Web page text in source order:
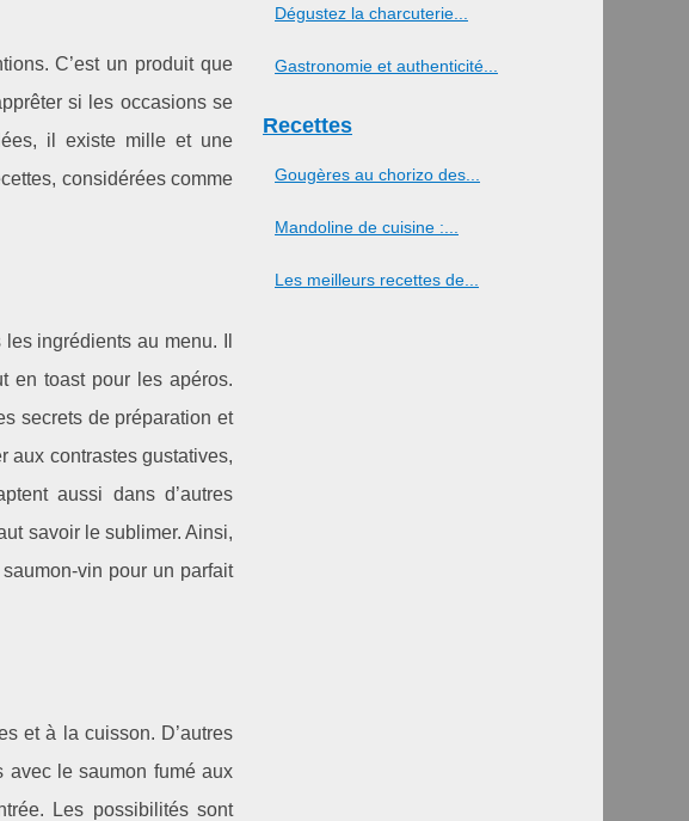
C’est un produit que
si les occasions se
il existe mille et une
considérées comme
ingrédients au menu. Il
en toast pour les apéros.
secrets de préparation et
aux contrastes gustatives,
aussi dans d’autres
savoir le sublimer. Ainsi,
vin pour un parfait
et à la cuisson. D’autres
avec le saumon fumé aux
Les possibilités sont
Dégustez la charcuterie...
Gastronomie et authenticité...
Recettes
Gougères au chorizo des...
Mandoline de cuisine :...
Les meilleurs recettes de...